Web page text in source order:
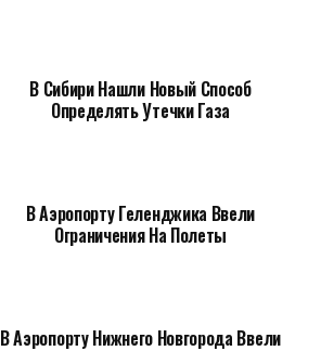
В Сибири Нашли Новый Способ
Определять Утечки Газа
В Аэропорту Геленджика Ввели
Ограничения На Полеты
В Аэропорту Нижнего Новгорода Ввели